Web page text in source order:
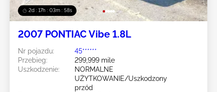
2d : 17h : 03m : 55s
2007 PONTIAC Vibe 1.8L
Nr pojazdu:
45******
Przebieg:
299,999 mile
Uszkodzenie:
NORMALNE
UŻYTKOWANIE/Uszkodzony
przód